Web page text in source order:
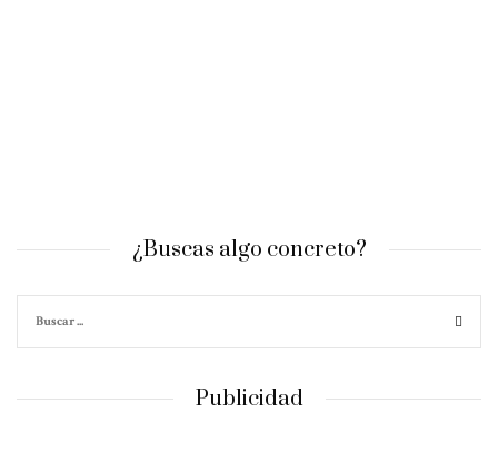
¿Buscas algo concreto?
Publicidad